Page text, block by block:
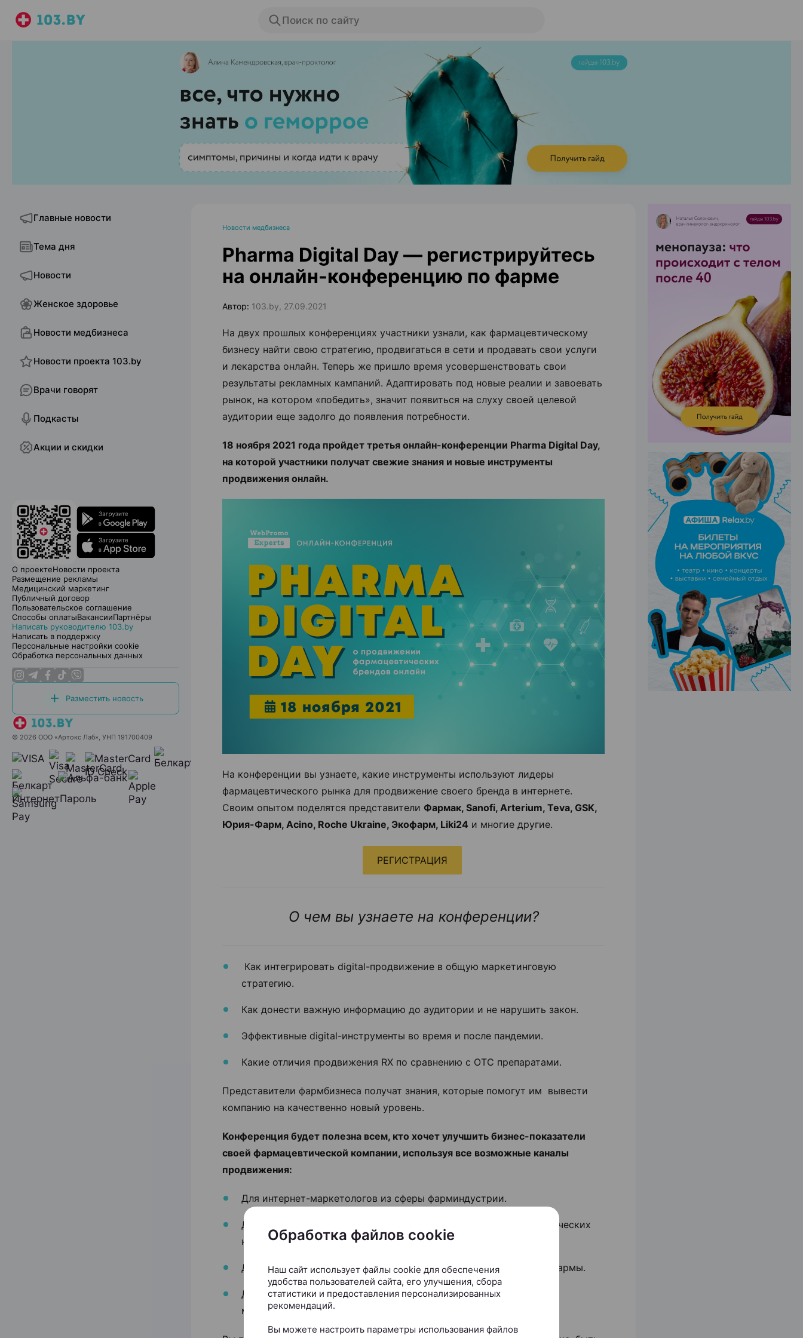
Поиск по сайту
ЭФФЕКТИВНАЯ РЕКЛАМА НА САЙТЕ
Главные новости
Тема дня
Новости
Женское здоровье
Новости медбизнеса
Новости проекта 103.by
Врачи говорят
Подкасты
Акции и скидки
О проектеНовости проекта
Размещение рекламы
Медицинский маркетинг
Публичный договор
Пользовательское соглашение
Способы оплатыВакансииПартнёры
Написать руководителю 103.by
Написать в поддержку
Персональные настройки cookie
Обработка персональных данных
Разместить новость
© 2026 ООО «Артокс Лаб», УНП 191700409
Новости медбизнеса
Pharma Digital Day — регистрируйтесь
на онлайн-конференцию по фарме
Автор: 103.by, 27.09.2021
На двух прошлых конференциях участники узнали, как фармацевтическому
бизнесу найти свою стратегию, продвигаться в сети и продавать свои услуги
и лекарства онлайн. Теперь же пришло время усовершенствовать свои
результаты рекламных кампаний. Адаптировать под новые реалии и завоевать
рынок, на котором «победить», значит появиться на слуху своей целевой
аудитории еще задолго до появления потребности.
18 ноября 2021 года пройдет третья онлайн-конференции Pharma Digital Day,
на которой участники получат свежие знания и новые инструменты
продвижения онлайн.
На конференции вы узнаете, какие инструменты используют лидеры
фармацевтического рынка для продвижение своего бренда в интернете.
Своим опытом поделятся представители Фармак, Sanofi, Arterium, Teva, GSK,
Юрия-Фарм, Аcino, Roche Ukraine, Экофарм, Liki24 и многие другие.
РЕГИСТРАЦИЯ
О чем вы узнаете на конференции?
Как интегрировать digital-продвижение в общую маркетинговую
стратегию.
Как донести важную информацию до аудитории и не нарушить закон.
Эффективные digital-инструменты во время и после пандемии.
Какие отличия продвижения RX по сравнению с OTC препаратами.
Представители фармбизнеса получат знания, которые помогут им вывести
компанию на качественно новый уровень.
Конференция будет полезна всем, кто хочет улучшить бизнес-показатели
своей фармацевтической компании, используя все возможные каналы
продвижения:
Для интернет-маркетологов из сферы фарминдустрии.
‍Для владельцев, руководителей и ТОП-менеджеров фармакологических
компаний.
Для специалистов, которые занимаются онлайн-продвижением фармы.
Для фармацевтов, которые хотят разобраться в основах digital-
маркетинга.
ЭФФЕКТИВНАЯ РЕКЛАМА НА САЙТЕ
ЭФФЕКТИВНАЯ РЕКЛАМА НА САЙТЕ
Обработка файлов cookie
Наш сайт использует файлы cookie для обеспечения
удобства пользователей сайта, его улучшения, сбора
статистики и предоставления персонализированных
рекомендаций.
Вы можете настроить параметры использования файлов